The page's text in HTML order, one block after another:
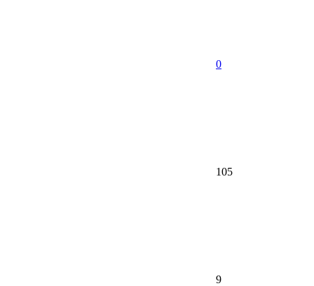
0
105
9